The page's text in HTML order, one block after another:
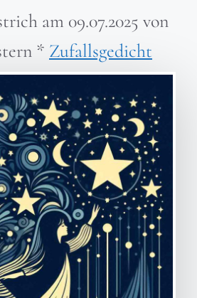
am 09.07.2025 von
* Zufallsgedicht